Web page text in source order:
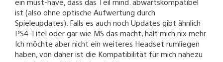
ist (also ohne optische Aufwertung durch
Spieleupdates). Falls es auch noch Updates gibt ähnlich
PS4-Titel oder gar wie MS das macht, hält mich nix mehr.
Ich möchte aber nicht ein weiteres Headset rumliegen
haben, von daher ist die Kompatibilität für mich nahezu